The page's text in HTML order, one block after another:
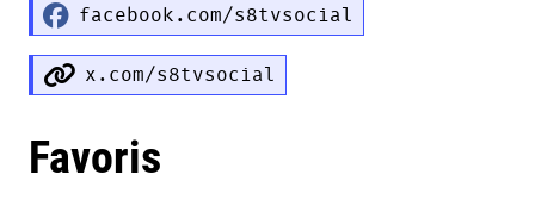
facebook.com/s8tvsocial
x.com/s8tvsocial
Favoris